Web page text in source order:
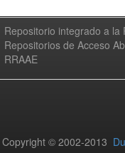
Repositorio integrado a la
Repositorios de Acceso
RRAAE
Copyright © 2002-2013